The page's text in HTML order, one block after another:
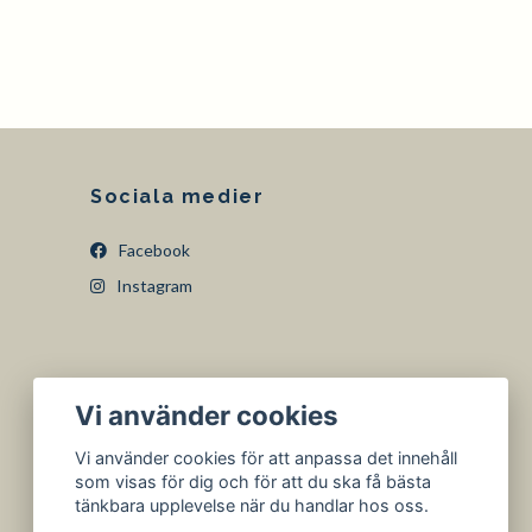
Sociala medier
Facebook
Instagram
Vi använder cookies
Vi använder cookies för att anpassa det innehåll
som visas för dig och för att du ska få bästa
tänkbara upplevelse när du handlar hos oss.